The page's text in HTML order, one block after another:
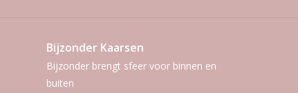
Bijzonder Kaarsen
Bijzonder brengt sfeer voor binnen en
buiten